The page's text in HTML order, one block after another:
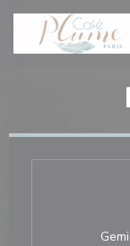
Cookies beheer